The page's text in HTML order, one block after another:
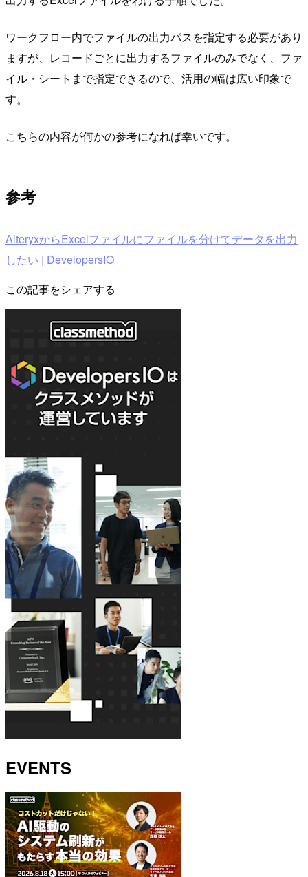
ワークフロー内でファイルの出力パスを指定する必要があり
ますが、レコードごとに出力するファイルのみでなく、ファ
イル・シートまで指定できるので、活用の幅は広い印象で
す。
こちらの内容が何かの参考になれば幸いです。
参考
AlteryxからExcelファイルにファイルを分けてデータを出力
したい | DevelopersIO
この記事をシェアする
EVENTS